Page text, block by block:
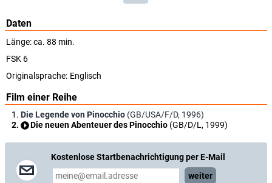
Daten
Länge: ca. 88 min.
FSK 6
Originalsprache: Englisch
Film einer Reihe
Die Legende von Pinocchio (GB/USA/F/D, 1996)
Die neuen Abenteuer des Pinocchio (GB/D/L, 1999)
Kostenlose Startbenachrichtigung per E-Mail
weiter